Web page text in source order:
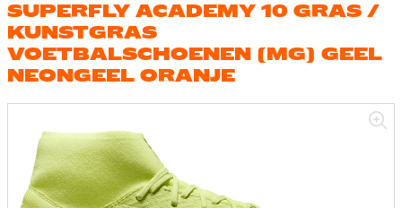
SUPERFLY ACADEMY 10 GRAS /
KUNSTGRAS
VOETBALSCHOENEN (MG) GEEL
NEONGEEL ORANJE
afbeeldingen-
gallerij